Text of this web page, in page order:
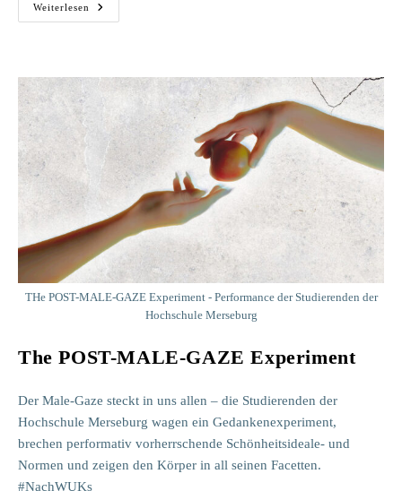
Weiterlesen
Bogenschiffer
–
*Wiederaufnahme*
THe POST-MALE-GAZE Experiment - Performance der Studierenden der
Hochschule Merseburg
The POST-MALE-GAZE Experiment
Der Male-Gaze steckt in uns allen – die Studierenden der
Hochschule Merseburg wagen ein Gedankenexperiment,
brechen performativ vorherrschende Schönheitsideale- und
Normen und zeigen den Körper in all seinen Facetten.
#NachWUKs